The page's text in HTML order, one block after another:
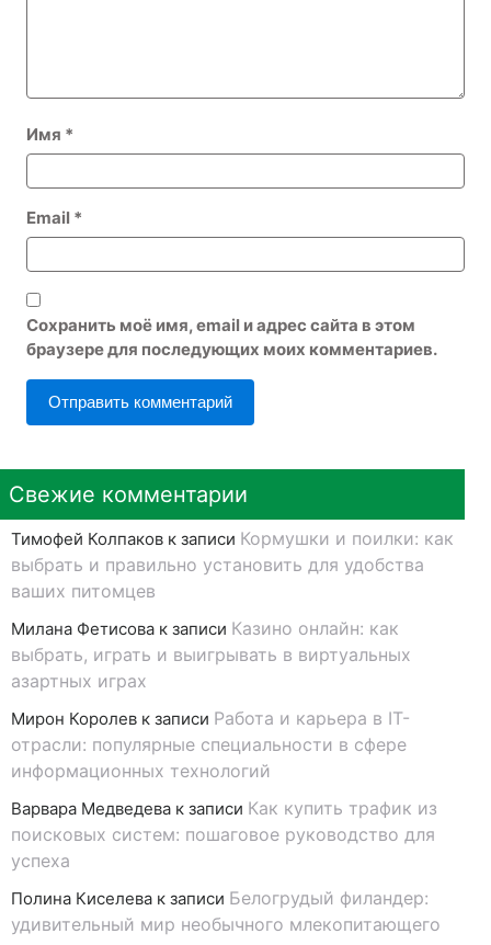
Имя *
Email *
Сохранить моё имя, email и адрес сайта в этом
браузере для последующих моих комментариев.
Свежие комментарии
Тимофей Колпаков к записи Кормушки и поилки: как
выбрать и правильно установить для удобства
ваших питомцев
Милана Фетисова к записи Казино онлайн: как
выбрать, играть и выигрывать в виртуальных
азартных играх
Мирон Королев к записи Работа и карьера в IT-
отрасли: популярные специальности в сфере
информационных технологий
Варвара Медведева к записи Как купить трафик из
поисковых систем: пошаговое руководство для
успеха
Полина Киселева к записи Белогрудый филандер:
удивительный мир необычного млекопитающего